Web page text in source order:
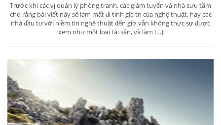
Trước khi các vị quản lý phòng tranh, các giám tuyển và nhà sưu tầm
cho rằng bài viết này sẽ làm mất đi tính giá trị của nghệ thuật, hay các
nhà đầu tư với niềm tin nghệ thuật đến giờ vẫn không thực sự được
xem như một loại tài sản, và làm […]